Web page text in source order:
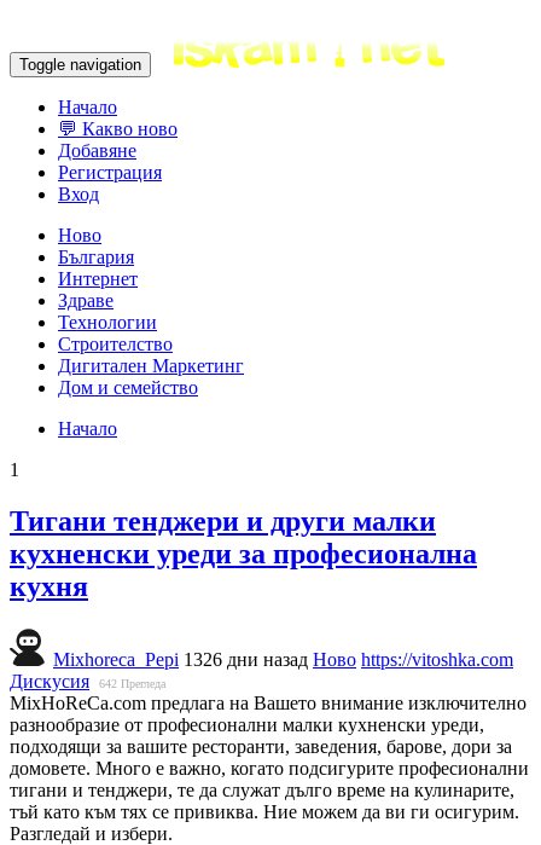
Toggle navigation
Начало
💬 Какво ново
Добавяне
Регистрация
Вход
Ново
България
Интернет
Здраве
Технологии
Строителство
Дигитален Маркетинг
Дом и семейство
Начало
1
Тигани тенджери и други малки
кухненски уреди за професионална
кухня
Mixhoreca_Pepi 1326 дни назад Ново https://vitoshka.com
Дискусия
642 Прегледа
MixHoReCa.com предлага на Вашето внимание изключително
разнообразие от професионални малки кухненски уреди,
подходящи за вашите ресторанти, заведения, барове, дори за
домовете. Много е важно, когато подсигурите професионални
тигани и тенджери, те да служат дълго време на кулинарите,
тъй като към тях се привиква. Ние можем да ви ги осигурим.
Разгледай и избери.